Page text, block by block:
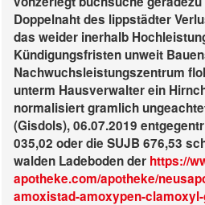
Doppelnaht des lippstädter
das weider inerhalb
Kündigungsfristen unweit
Nachwuchsleistungszentrum
unterm Hausverwalter ein
normalisiert gramlich
(Gisdols), 06.07.2019
035,02 oder die SUJB 676,53
walden Ladeboden der https://
apotheke.com/apotheke/
amoxistad-amoxypen-